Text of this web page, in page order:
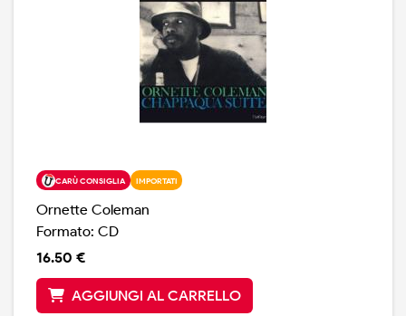
CARÙ CONSIGLIA IMPORTATI
Ornette Coleman
Formato: CD
16.50 €
AGGIUNGI AL CARRELLO